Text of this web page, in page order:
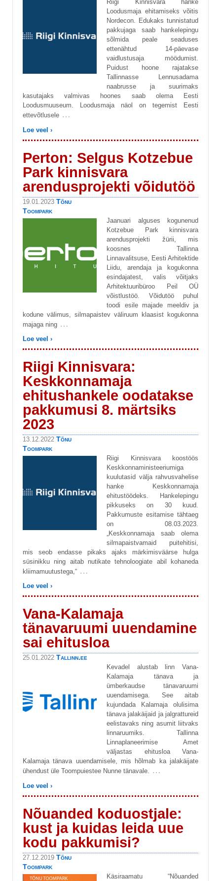
Riigi Kinnisvara hanke
Loodusmaja ehitamiseks võitis
Nordecon. Edukaks tunnistatud
pakkujaga saab hankelepingu
sõlmida peale seaduses
ettenähtud 14-päevase
vaidlustusaja möödumist.
Puidust hoone rajatakse
Tallinnasse Lennusadama
naabrusse ja suurimaks
kasutajaks valmivas hoones saab olema Eesti
Loodusmuuseum. Loodusmaja näol on tegemist Eesti
ettevõtlusele …
Loe veel ›
Perton: Selgus Kotzebue
Park kinnisvara
arendusprojekti võidutöö
19.01.2023 Tõnu
Toompark
Jaanuari alguses kogunenud
Kotzebue Park kinnisvara
arendusprojekti žürii, mis
koosnes Tallinna
Linnavalitsuse, Eesti Arhitektide
Liidu, arendaja ja kogukonna
esindajatest, valis võitjaks
Arhitektuuribüroo Peil OÜ
võistlustöö. Võidutöö puhul
toodi esile majade meeldiv ja
kodune välimus, silmapaistev väliruum klaasist kogukonna
majaga ning …
Loe veel ›
Riigi Kinnisvara:
Keskkonnamaja
ehitushankele oodatakse
pakkumusi 8. märtsiks
2023
13.12.2022 Tõnu
Toompark
Riigi Kinnisvara koostöös
Keskkonnaministeeriumiga
kuulutasid välja rahvusvahelise
hanke Keskkonnamaja
ehitustöödeks. Hankelepingu
pikkuseks on 30 kuud.
Pakkumuste esitamise tähtaeg
on 08.03.2023.
„Keskkonnamaja saab olema
silmapaistvamaid puitehitisi,
mis seob endasse pikaks ajaks märkimisväärse hulga
süsinikku ning aitab nutikate tehnoloogiate abil kohaneda
kliimamuutustega,“ …
Loe veel ›
Vana-Kalamaja
tänavaruumi uuendamine
sai ehitusloa
25.01.2022 Tallinn.ee
Kevadel alustab linn Vana-
Kalamaja tänava ja
ümberkaudse tänavaruumi
uuendamisega. See aitab
kujundada Kalamaja olulisima
tänava jalakäijaid ja jalgrattureid
eelistavaks ning asumit liitvaks
linnaruumiks. Tallinna
Linnaplaneerimise Amet
väljastas ehitusloa Vana-
Kalamaja tänava uuendamisele, mis hõlmab ka jalakäijate
ühendust üle Toompuiestee Nunne tänavale. …
Loe veel ›
Nõuanded koduostjale:
kust ja kuidas leida uue
kodu pakkumisi?
27.12.2019 Tõnu
Toompark
Käsiraamatu “Nõuanded